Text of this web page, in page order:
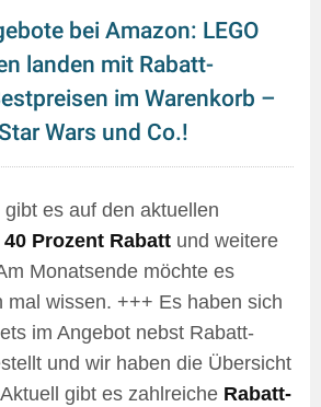
bei Amazon: LEGO
landen mit Rabatt-
im Warenkorb –
Wars und Co.!
gibt es auf den aktuellen
Prozent Rabatt und weitere
Monatsende möchte es
mal wissen. +++ Es haben sich
im Angebot nebst Rabatt-
und wir haben die Übersicht
gibt es zahlreiche Rabatt-